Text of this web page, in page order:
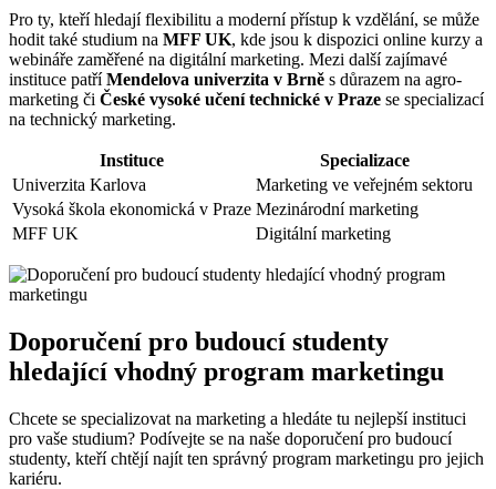
Pro ty, kteří hledají flexibilitu a moderní přístup k vzdělání, se může
hodit také studium na MFF UK, kde jsou k dispozici online kurzy a
webináře zaměřené na digitální marketing. Mezi další zajímavé
instituce patříMendelova univerzita v Brně s důrazem na agro-
marketing či České vysoké učení technické v Praze se specializací
na technický marketing.
Instituce
Specializace
Univerzita Karlova
Marketing ve veřejném sektoru
Vysoká škola ekonomická v Praze Mezinárodní marketing
MFF UK
Digitální marketing
Doporučení pro budoucí studenty
hledající vhodný program marketingu
Chcete se specializovat na marketing a hledáte tu nejlepší instituci
pro vaše studium? Podívejte se na naše doporučení pro budoucí
studenty, kteří chtějí najít ten správný program marketingu pro jejich
kariéru.